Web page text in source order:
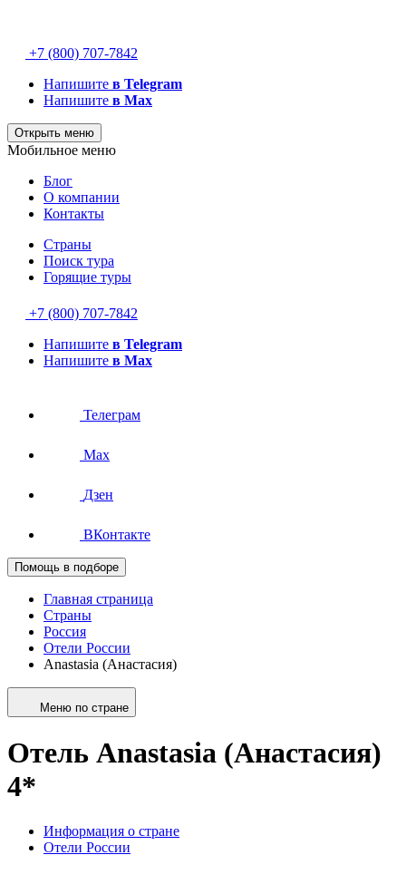
+7 (800) 707-7842
Напишите в Telegram
Напишите в Max
Открыть меню
Мобильное меню
Блог
О компании
Контакты
Страны
Поиск тура
Горящие туры
+7 (800) 707-7842
Напишите в Telegram
Напишите в Max
Телеграм
Max
Дзен
ВКонтакте
Помощь в подборе
Главная страница
Страны
Россия
Отели России
Anastasia (Анастасия)
Меню по стране
Отель Anastasia (Анастасия)
4*
Информация о стране
Отели России